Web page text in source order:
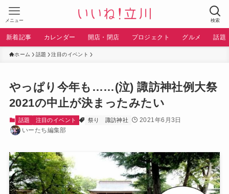
検索
メニュー
新着記事 カレンダー 開店・閉店 プロジェクト グルメ 話題
ホーム 話題 注目のイベント
やっぱり今年も……(泣) 諏訪神社例大祭
2021の中止が決まったみたい
話題 注目のイベント 祭り 諏訪神社
2021年6月3日
いーたち編集部